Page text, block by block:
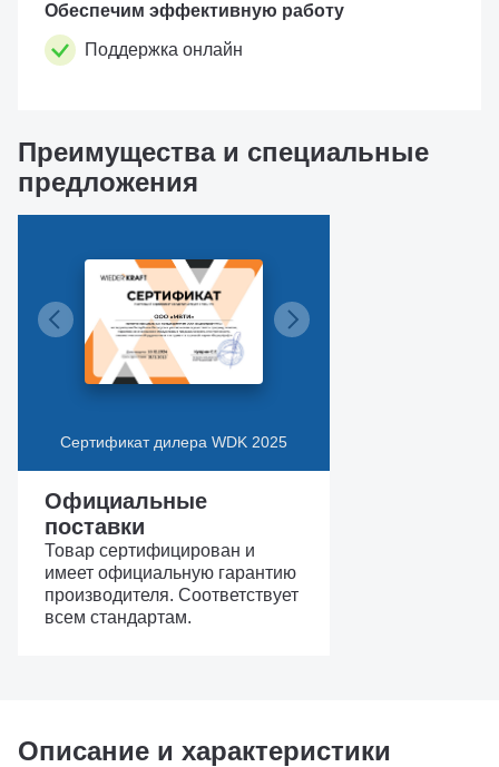
Обеспечим эффективную работу
Поддержка онлайн
Преимущества и специальные
предложения
Сертификат дилера WDK 2025
Официальные
поставки
Товар сертифицирован и
имеет официальную гарантию
производителя. Соответствует
всем стандартам.
Описание и характеристики